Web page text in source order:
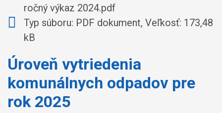
ročný výkaz 2024.pdf
Typ súboru: PDF dokument, Veľkosť: 173,48
kB
Úroveň vytriedenia
komunálnych odpadov pre
rok 2025